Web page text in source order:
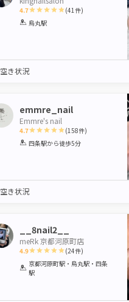
4.7
1 2 3
(41 件)
烏丸駅
空き状況
emmre_nail
Emmre's nail
4.7
1 2 3 4 5
(158件)
四条駅から徒歩5分
空き状況
__8nail2__
meRk 京都河原町店
4.9
1
Star
2 3 4 5
(24件)
京都河原町駅・烏丸駅・四条
駅